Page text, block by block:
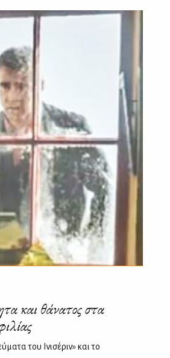
και θάνατος στα
του Ινισέριν» και το